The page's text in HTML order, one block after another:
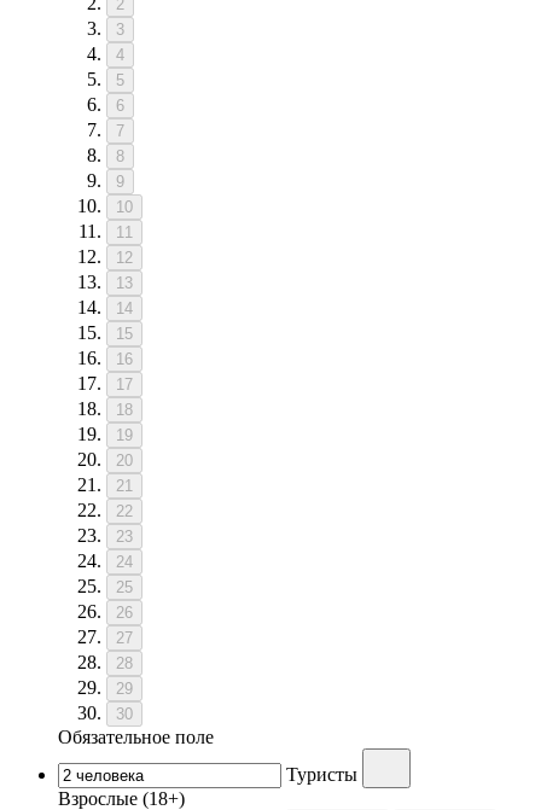
2
3
4
5
6
7
8
9
10
11
12
13
14
15
16
17
18
19
20
21
22
23
24
25
26
27
28
29
30
Обязательное поле
Туристы
Взрослые (18+)